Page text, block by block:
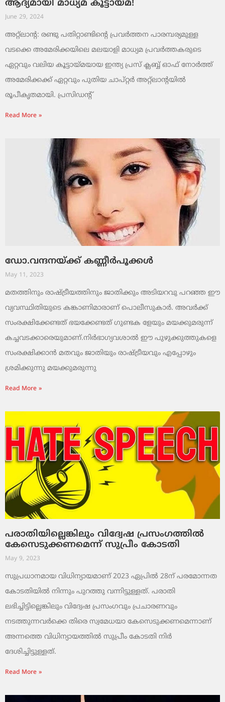
ആദ്യമായി മാധ്യമ കൂട്ടായ്മ!
June 29, 2024
അറ്റ്ലാന്റ: രണ്ടു പതിറ്റാണ്ടിന്റെ പ്രവർത്തന പാരമ്പര്യമുള്ള
വടക്കെ അമേരിക്കയിലെ മലയാളി മാധ്യമ പ്രവർത്തകരുടെ
ഏറ്റവും വലിയ കൂട്ടായ്മയായ ഇന്ത്യ പ്രസ് ക്ലബ്ബ് ഓഫ് നോർത്ത്
അമേരിക്കക്ക് ഏറ്റവും പുതിയ ചാപ്റ്റർ അറ്റ്ലാന്റയിൽ
രൂപീകൃതമായി. പ്രസിഡന്റ്
Read More »
ഡോ.വന്ദനയ്ക്ക് കണ്ണീര്‍പൂക്കള്‍
May 11, 2023
മതത്തിനും രാഷ്ട്രീയത്തിനും ജാതിക്കും അടിയറവു പറഞ്ഞ ഈ
വ്യവസ്ഥിതിയുടെ കങ്കാണിമാരാണ് പൊലീസുകാര്‍. അവര്‍ക്ക്
സംരക്ഷിക്കേണ്ടത് ഭയക്കേണ്ടത് ഗുണ്ടക ളേയും മയക്കുമരുന്ന്
കച്ചവടക്കാരെയുമാണ്.നിര്‍ഭാഗ്യവശാല്‍ ഈ പുഴുക്കുത്തുകളെ
സംരക്ഷിക്കാന്‍ മതവും ജാതിയും രാഷ്ട്രീയവും എപ്പോഴും
ശ്രമിക്കുന്നു മയക്കുമരുന്നു
Read More »
പരാതിയില്ലെങ്കിലും വിദ്വേഷ പ്രസംഗത്തില്‍
കേസെടുക്കണമെന്ന് സുപ്രീം കോടതി
May 9, 2023
സുപ്രധാനമായ വിധിന്യായമാണ് 2023 ഏപ്രില്‍ 28ന് പരമോന്നത
കോടതിയില്‍ നിന്നും പുറത്തു വന്നിട്ടുള്ളത്. പരാതി
ലഭിച്ചിട്ടില്ലെങ്കിലും വിദ്വേഷ പ്രസംഗവും പ്രചാരണവും
നടത്തുന്നവര്‍ക്കെ തിരെ സ്വമേധയാ കേസെടുക്കണമെന്നാണ്
അന്നത്തെ വിധിന്യായത്തില്‍ സുപ്രീം കോടതി നിര്‍
ദേശിച്ചിട്ടുള്ളത്.
Read More »